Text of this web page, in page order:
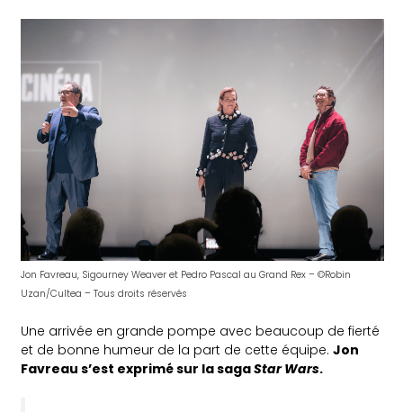
Jon Favreau, Sigourney Weaver et Pedro Pascal au Grand Rex – ©️Robin
Uzan/Cultea – Tous droits réservés
Une arrivée en grande pompe avec beaucoup de fierté
et de bonne humeur de la part de cette équipe.Jon
Favreau s’est exprimé sur la sagaStar Wars.